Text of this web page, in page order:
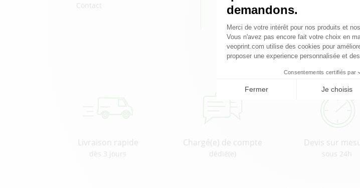
Contact
Pourquoi choisir
Livraison rapide
dès 3 jours
Chargé(e) de compte
dédié(e)
Devis sur
sous 24h